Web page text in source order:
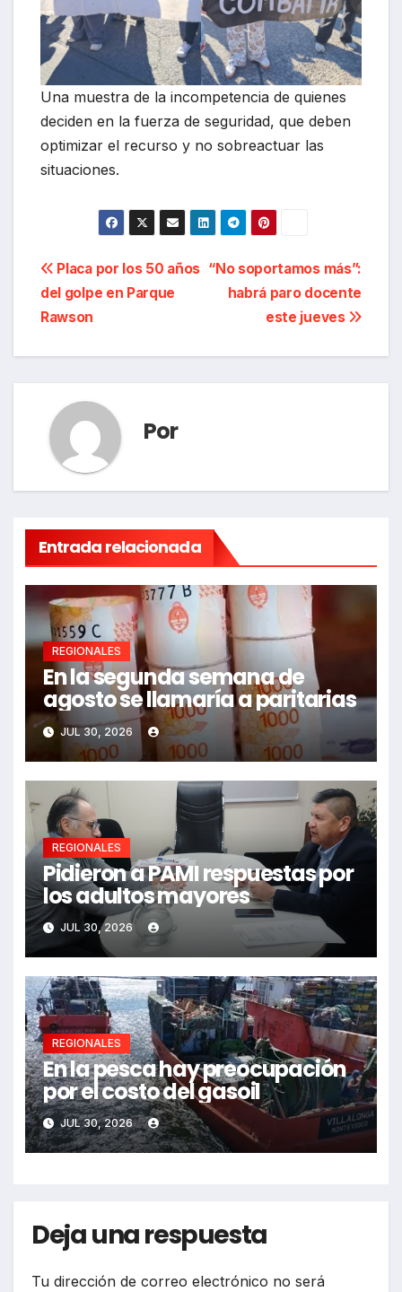
Una muestra de la incompetencia de quienes
deciden en la fuerza de seguridad, que deben
optimizar el recurso y no sobreactuar las
situaciones.
Navegación
de
entradas
“No soportamos más”:
habrá paro docente
este jueves
Placa por los 50 años
del golpe en Parque
Rawson
Por
Entrada relacionada
REGIONALES
En la segunda semana de
agosto se llamaría a paritarias
JUL 30, 2026
REGIONALES
Pidieron a PAMI respuestas por
los adultos mayores
JUL 30, 2026
REGIONALES
En la pesca hay preocupación
por el costo del gasoil
JUL 30, 2026
Deja una respuesta
Tu dirección de correo electrónico no será